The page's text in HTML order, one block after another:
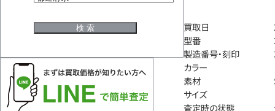
買取日
型番
製造番号・刻印
カラー
素材
サイズ
査定時の状態